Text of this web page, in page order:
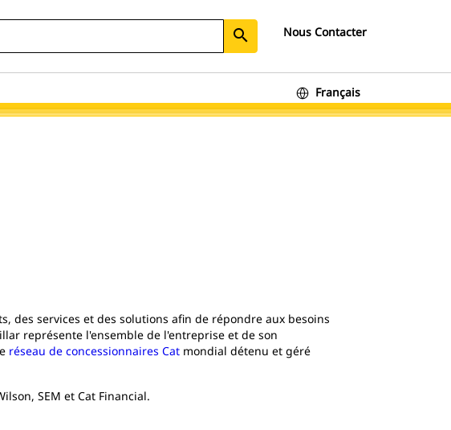
search Nous Contacter
Français
des services et des solutions afin de répondre aux besoins
représente l'ensemble de l'entreprise et de son
réseau de concessionnaires Cat mondial détenu et géré
SEM et Cat Financial.